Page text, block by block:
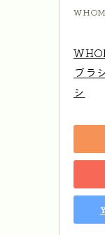
ブラ
シ